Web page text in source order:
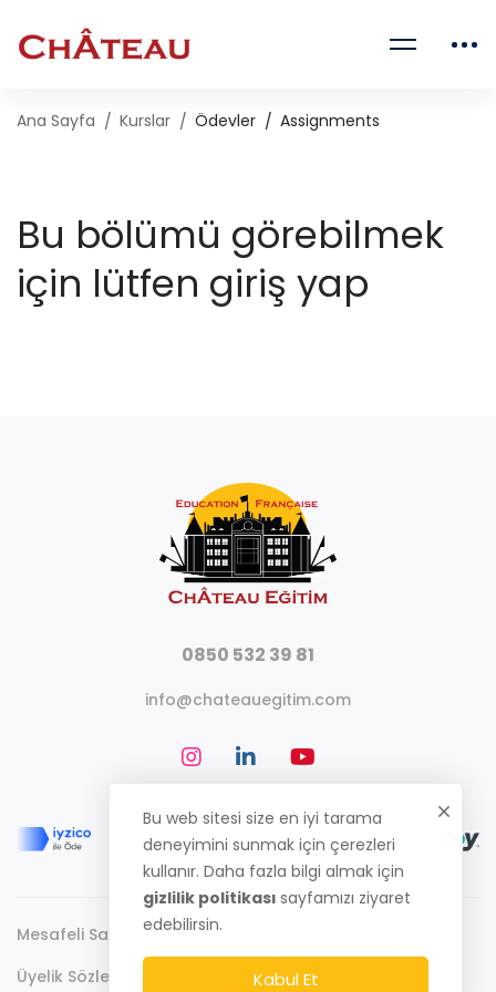
Ana Sayfa Kurslar Ödevler Assignments
Bu bölümü görebilmek
için lütfen giriş yap
0850 532 39 81
info@chateauegitim.com
Mesafeli Satış Sözleşmesi
Üyelik Sözleşmesi
Bu web sitesi size en iyi tarama
deneyimini sunmak için çerezleri
kullanır. Daha fazla bilgi almak için
gizlilik politikası sayfamızı ziyaret
edebilirsin.
Kabul Et